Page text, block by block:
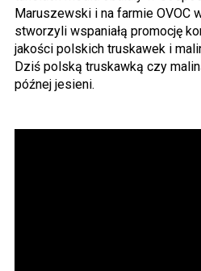
Maruszewski i na farmie OVOC
stworzyli wspaniałą promocję
jakości polskich truskawek i
Dziś polską truskawką czy
późnej jesieni.